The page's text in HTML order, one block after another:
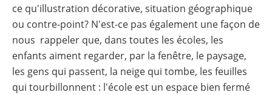
ce qu'illustration décorative, situation géographique
ou contre-point? N'est-ce pas également une façon de
nous rappeler que, dans toutes les écoles, les
enfants aiment regarder, par la fenêtre, le paysage,
les gens qui passent, la neige qui tombe, les feuilles
qui tourbillonnent : l'école est un espace bien fermé